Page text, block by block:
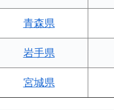
青森県
岩手県
宮城県